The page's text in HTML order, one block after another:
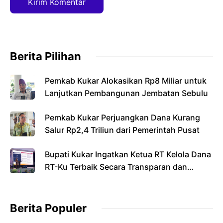
Berita Pilihan
Pemkab Kukar Alokasikan Rp8 Miliar untuk
Lanjutkan Pembangunan Jembatan Sebulu
Pemkab Kukar Perjuangkan Dana Kurang
Salur Rp2,4 Triliun dari Pemerintah Pusat
Bupati Kukar Ingatkan Ketua RT Kelola Dana
RT-Ku Terbaik Secara Transparan dan
Berita Populer